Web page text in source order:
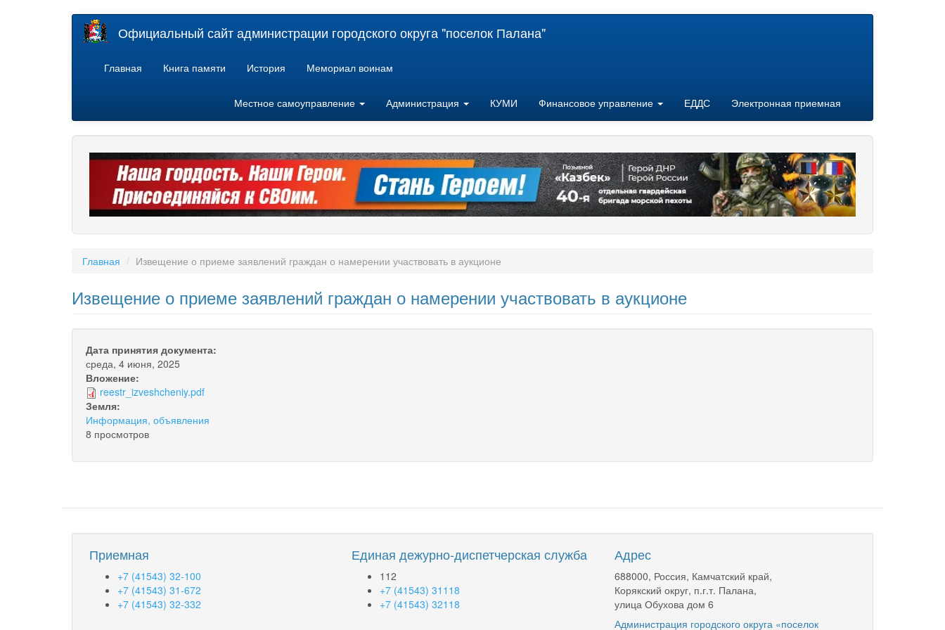
Официальный сайт администрации городского округа "поселок Палана"
Главная Книга памяти История Мемориал воинам
Местное самоуправление Администрация КУМИ Финансовое управление ЕДДС Электронная приемная
Главная Извещение о приеме заявлений граждан о намерении участвовать в аукционе
Извещение о приеме заявлений граждан о намерении участвовать в аукционе
Дата принятия документа:
среда, 4 июня, 2025
Вложение:
reestr_izveshcheniy.pdf
Земля:
Информация, объявления
8 просмотров
Приемная
+7 (41543) 32-100
+7 (41543) 31-672
+7 (41543) 32-332
Единая дежурно-диспетчерская служба
112
+7 (41543) 31118
+7 (41543) 32118
Адрес
688000, Россия, Камчатский край,
Корякский округ, п.г.т. Палана,
улица Обухова дом 6
Администрация городского округа «поселок